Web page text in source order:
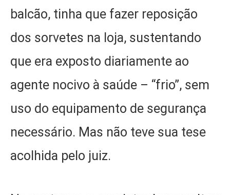
balcão, tinha que fazer reposição
dos sorvetes na loja, sustentando
que era exposto diariamente ao
agente nocivo à saúde – “frio”, sem
uso do equipamento de segurança
necessário. Mas não teve sua tese
acolhida pelo juiz.